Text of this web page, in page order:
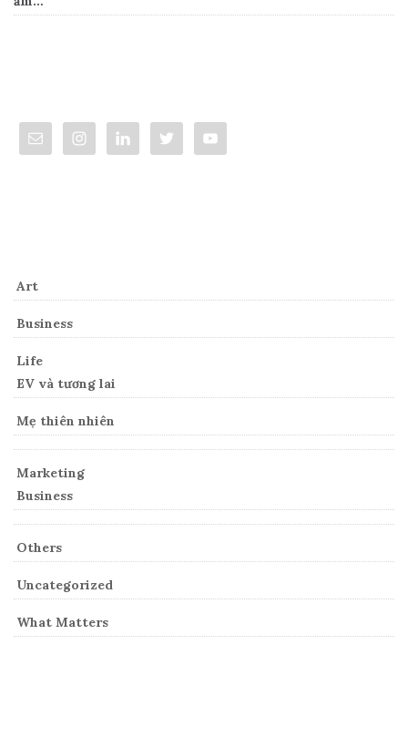
Art
Business
Life
EV và tương lai
Mẹ thiên nhiên
Marketing
Business
Others
Uncategorized
What Matters